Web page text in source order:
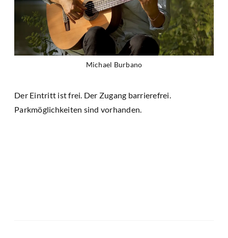
Michael Burbano
Der Eintritt ist frei. Der Zugang barrierefrei.
Parkmöglichkeiten sind vorhanden.